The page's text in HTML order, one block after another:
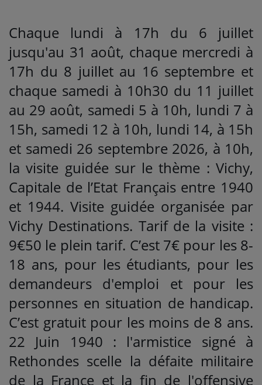
Chaque lundi à 17h du 6 juillet
jusqu'au 31 août, chaque mercredi à
17h du 8 juillet au 16 septembre et
chaque samedi à 10h30 du 11 juillet
au 29 août, samedi 5 à 10h, lundi 7 à
15h, samedi 12 à 10h, lundi 14, à 15h
et samedi 26 septembre 2026, à 10h,
la visite guidée sur le thème : Vichy,
Capitale de l’Etat Français entre 1940
et 1944. Visite guidée organisée par
Vichy Destinations. Tarif de la visite :
9€50 le plein tarif. C’est 7€ pour les 8-
18 ans, pour les étudiants, pour les
demandeurs d'emploi et pour les
personnes en situation de handicap.
C’est gratuit pour les moins de 8 ans.
22 Juin 1940 : l'armistice signé à
Rethondes scelle la défaite militaire
de la France et la fin de l'offensive